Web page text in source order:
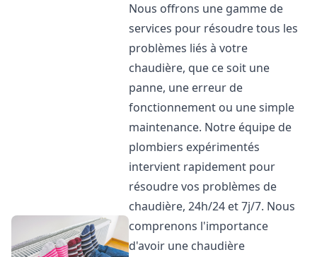
Nous offrons une gamme de
services pour résoudre tous les
problèmes liés à votre
chaudière, que ce soit une
panne, une erreur de
fonctionnement ou une simple
maintenance. Notre équipe de
plombiers expérimentés
intervient rapidement pour
résoudre vos problèmes de
chaudière, 24h/24 et 7j/7. Nous
comprenons l'importance
d'avoir une chaudière